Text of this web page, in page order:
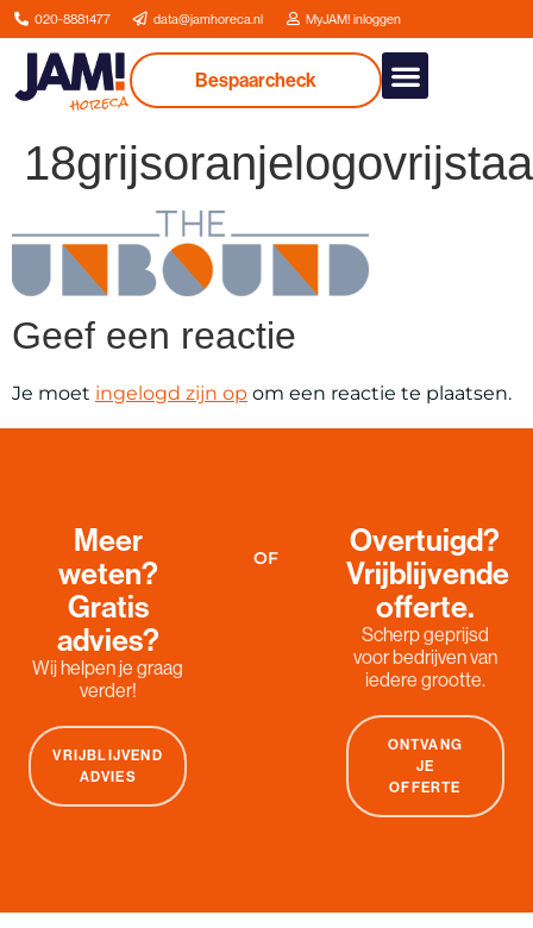
020-8881477 data@jamhoreca.nl MyJAM! inloggen
Bespaarcheck
Geef een reactie
Je moet ingelogd zijn op om een reactie te plaatsen.
Meer
weten?
Gratis
advies?
Wij helpen je graag
verder!
VRIJBLIJVEND
ADVIES
OF
Overtuigd?
Vrijblijvende
offerte.
Scherp geprijsd
voor bedrijven van
iedere grootte.
ONTVANG
JE
OFFERTE